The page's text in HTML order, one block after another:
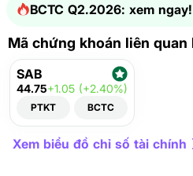
BCTC Q2.2026: xem ngay!
Mã chứng khoán liên quan
SAB
44.75+1.05 (+2.40%)
PTKT BCTC
Xem biểu đồ chỉ số tài chính